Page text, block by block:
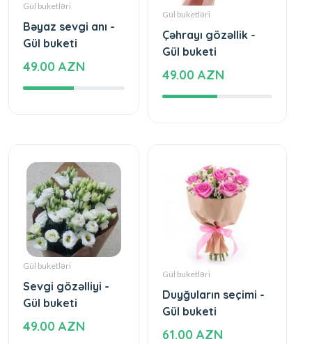
Gül buketləri
Bəyaz sevgi anı -
Gül buketi
49.00 AZN
Gül buketləri
Çəhrayı gözəllik -
Gül buketi
49.00 AZN
Gül buketləri
Sevgi gözəlliyi -
Gül buketi
49.00 AZN
Gül buketləri
Duyğuların seçimi -
Gül buketi
61.00 AZN